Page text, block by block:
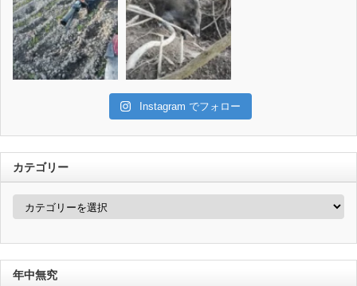
Instagram でフォロー
カテゴリー
年中無究